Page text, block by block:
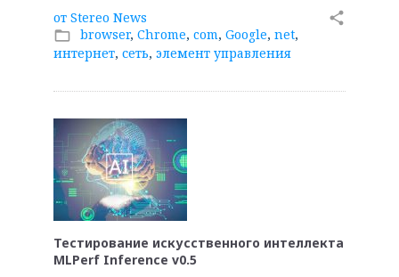
от Stereo News
folder_open browser, Chrome, com, Google, net,
интернет, сеть, элемент управления
share
Тестирование искусственного интеллекта
MLPerf Inference v0.5